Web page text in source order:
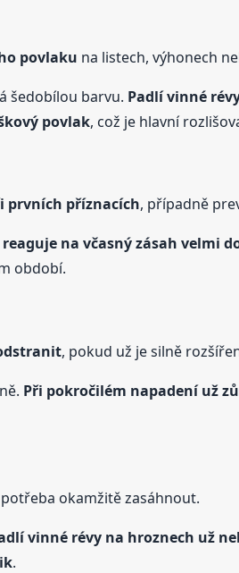
povlaku na listech, výhonech
šedobílou barvu. Padlí vinné
povlak, což je hlavní
příznacích, případně
na včasný zásah velmi
období.
, pokud už je silně
Při pokročilém napadení už
okamžitě zasáhnout.
vinné révyna hroznech už
.